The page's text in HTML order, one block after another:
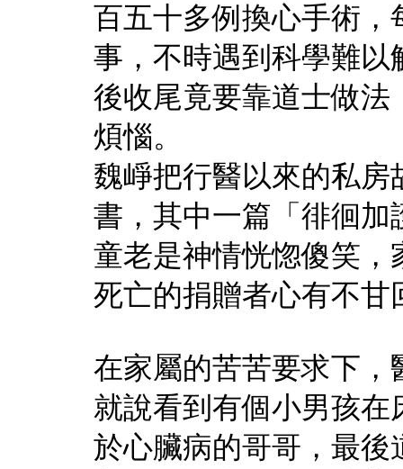
百五十多例換心手術
事，不時遇到科學難
後收尾竟要靠道士做
煩惱。
魏崢把行醫以來的私
書，其中一篇「徘徊
童老是神情恍惚傻笑
死亡的捐贈者心有不甘
在家屬的苦苦要求下
就說看到有個小男孩
於心臟病的哥哥，最